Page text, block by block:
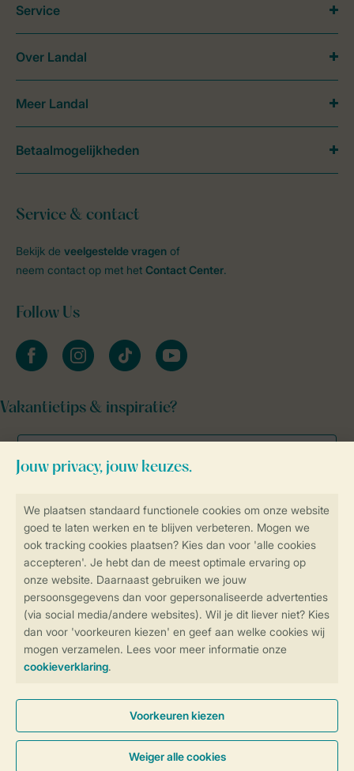
Controle over jouw gegevens &
Instellingen wijzigen
Veilig en snel online boeken
Veilige gegevensoverdracht
Veilige betaling
Service & contact
Bekijk de veelgestelde vragen of
neem contact op met het Contact Center.
Follow Us
facebookinstagramtiktok youtube
Vakantietips & inspiratie?
Service
Over Landal
Meer Landal
Betaalmogelijkheden